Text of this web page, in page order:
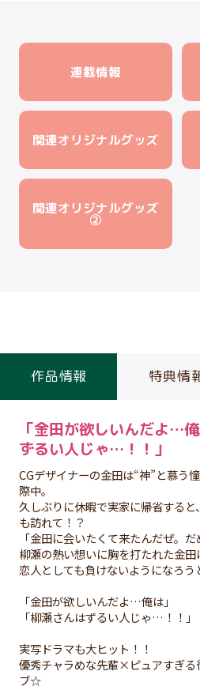
連載情報
関連オリジナルグッズ
関連オリジナルグッズ
②
作品情報 特典情
「金田が欲しいんだよ…
ずるい人じゃ…！！」
CGデザイナーの金田は“神”と慕う
際中。
久しぶりに休暇で実家に帰省する
も訪れて！？
「金田に会いたくて来たんだぜ。だ
柳瀬の熱い想いに胸を打たれた金
恋人としても負けないようになろう
「金田が欲しいんだよ…俺は」
「柳瀬さんはずるい人じゃ…！！」
実写ドラマも大ヒット！！
優秀チャラめな先輩×ピュアすぎる
ブ☆